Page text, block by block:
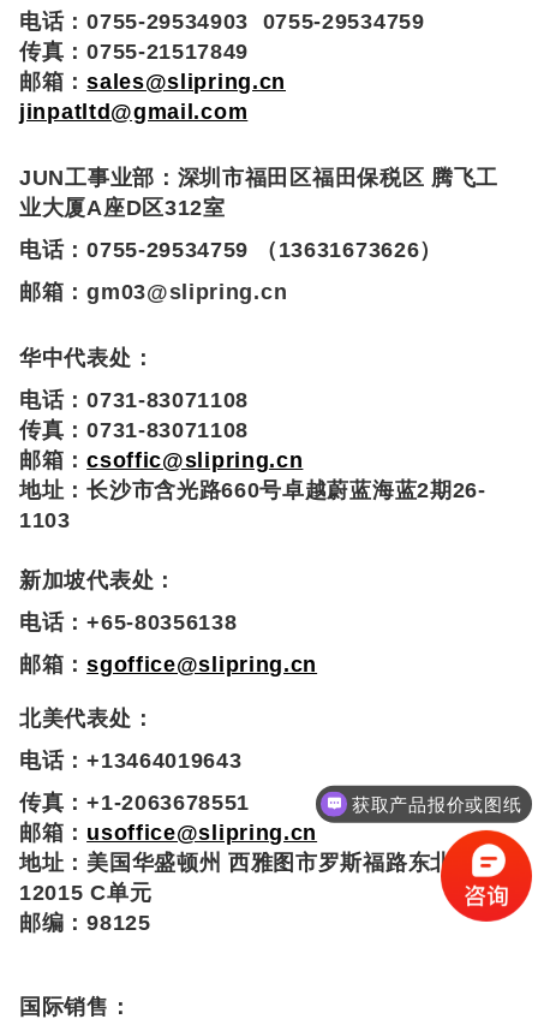
电话：0755-29534903 0755-29534759
传真：0755-21517849
邮箱：sales@slipring.cn
jinpatltd@gmail.com
JUN工事业部： 深圳市福田区福田保税区 腾飞工
业大厦A座D区312室
电话：0755-29534759 （13631673626）
邮箱：gm03@slipring.cn
华中代表处：
电话：0731-83071108
传真：0731-83071108
邮箱：csoffic@slipring.cn
地址：长沙市含光路660号卓越蔚蓝海蓝2期26-
1103
新加坡代表处：
电话：+65-80356138
邮箱：sgoffice@slipring.cn
北美代表处：
电话：+13464019643
传真：+1-2063678551
邮箱： usoffice@slipring.cn
地址：美国华盛顿州 西雅图市罗斯福路东北
12015 C单元
邮编：98125
国际销售：
获取产品报价或图纸